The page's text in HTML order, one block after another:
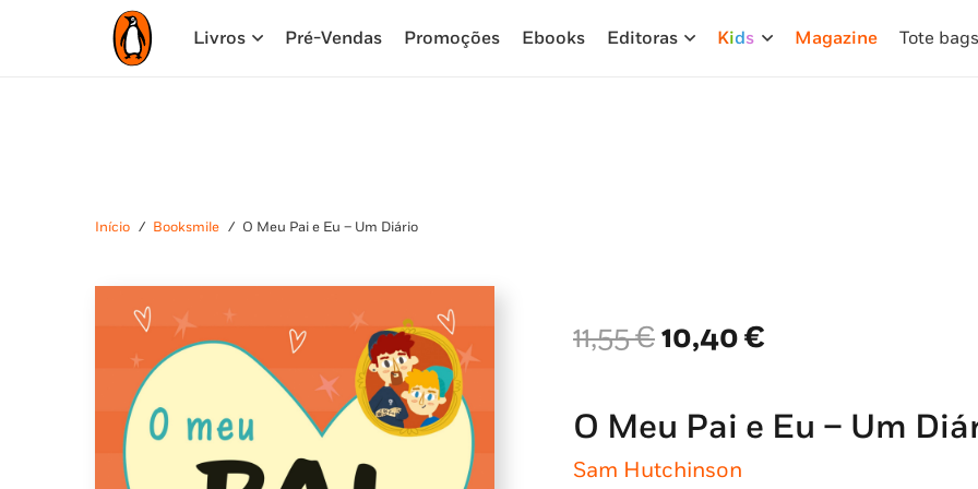
Livros Pré-Vendas Promoções Ebooks Editoras Kids Magazine Tote bags
Início / Booksmile / O Meu Pai e Eu – Um Diário
11,55€O
preço
era:
11,55 €.
10,40€
é:
10,40 €.
O Meu Pai e Eu – Um
Sam Hutchinson